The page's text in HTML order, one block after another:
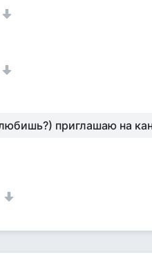
приглашаю на